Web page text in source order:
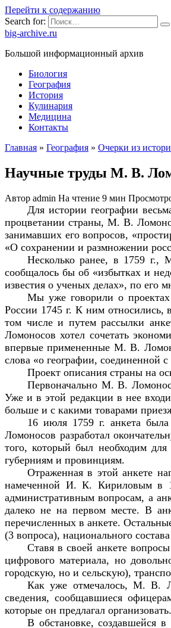
Перейти к содержанию
Search for:
big-archive.ru
Большой информационный архив
Биология
География
История
Кулинария
Медицина
Контакты
Главная » География » Очерки из
Научные труды М. В.
Автор admin На чтение 9 мин
Для истории географии
процветании страны, М. В.
занимавших его вопросов,
«О сохранении и размножении
Несколько ранее, в 1759 г.,
сообщалось бы об «избытках и
известия о ученых делах», по его
Мы уже говорили о
России 1745 г. К ним относились,
том числе и путем рассылки
Ломоносов хотел сочетать
впервые примененные М. В.
слова «о географии, соединенной
Проект описания страны на
Первоначально М. В.
Уже и в этой редакции в нее
больше и с какими товарами
16 июля 1759 г. анкета
Ломоносов разработал
того, который был необходим
губерниям и провинциям.
Отраженная в этой анкете
намеченной И. К. Кириловым в
административным вопросам, а
далеко не на первом месте. В
перечисленных в анкете.
(3 вопроса), национального
Ставя в своей анкете
цифрового материала, но
городскую, но и сельскую),
Как уже отмечалось, М. В.
сведения, сообщавшиеся
которые он предлагал организовать.
В обстановке, создавшейся